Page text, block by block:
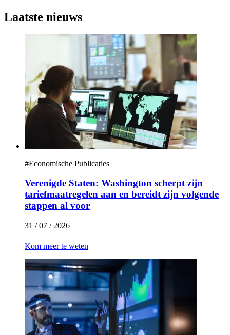
Laatste nieuws
#Economische Publicaties
Verenigde Staten: Washington scherpt zijn
tariefmaatregelen aan en bereidt zijn volgende
stappen al voor
31 / 07 / 2026
Kom meer te weten